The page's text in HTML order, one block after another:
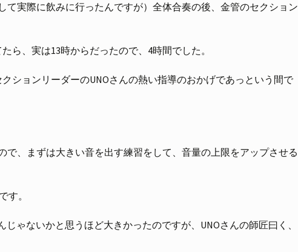
実際に飲みに行ったんですが）全体合奏の後、金管のセクション
ら、実は13時からだったので、4時間でした。
ションリーダーのUNOさんの熱い指導のおかげであっという間で
で、まずは大きい音を出す練習をして、音量の上限をアップさせる
す。
ゃないかと思うほど大きかったのですが、UNOさんの師匠曰く、